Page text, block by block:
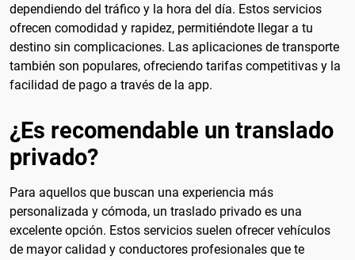
dependiendo del tráfico y la hora del día. Estos servicios
ofrecen comodidad y rapidez, permitiéndote llegar a tu
destino sin complicaciones. Las aplicaciones de transporte
también son populares, ofreciendo tarifas competitivas y la
facilidad de pago a través de la app.
¿Es recomendable un translado
privado?
Para aquellos que buscan una experiencia más
personalizada y cómoda, un traslado privado es una
excelente opción. Estos servicios suelen ofrecer vehículos
de mayor calidad y conductores profesionales que te